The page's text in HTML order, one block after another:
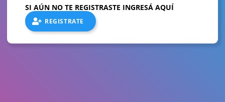
SI AÚN NO TE REGISTRASTE INGRESÁ AQUÍ
REGISTRATE